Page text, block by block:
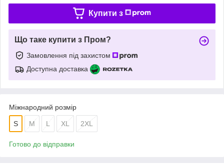
Купити з
Що таке купити з Пром?
Замовлення під захистом
Доступна доставка
Міжнародний розмір
S M L XL 2XL
Готово до відправки